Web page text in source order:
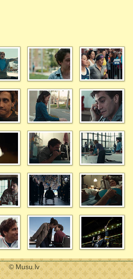
© Musu.lv